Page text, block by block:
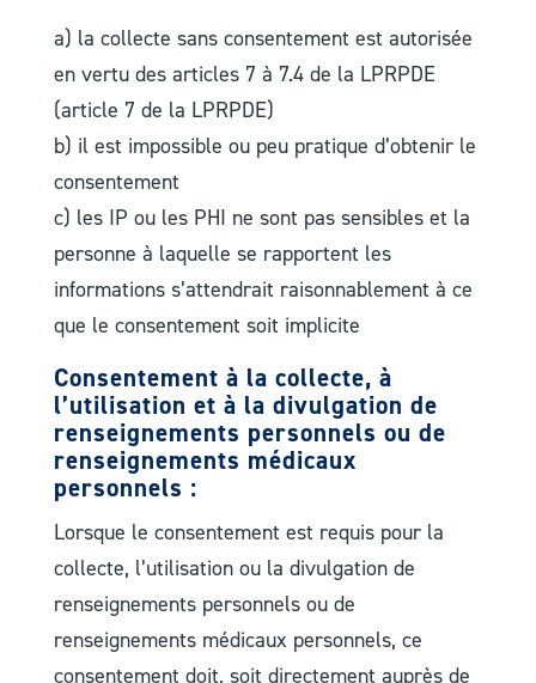
a) la collecte sans consentement est autorisée
en vertu des articles 7 à 7.4 de la LPRPDE
(article 7 de la LPRPDE)
b) il est impossible ou peu pratique d’obtenir le
consentement
c) les IP ou les PHI ne sont pas sensibles et la
personne à laquelle se rapportent les
informations s’attendrait raisonnablement à ce
que le consentement soit implicite
Consentement à la collecte, à
l’utilisation et à la divulgation de
renseignements personnels ou de
renseignements médicaux
personnels :
Lorsque le consentement est requis pour la
collecte, l’utilisation ou la divulgation de
renseignements personnels ou de
renseignements médicaux personnels, ce
consentement doit, soit directement auprès de